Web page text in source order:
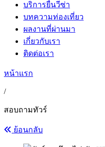
บริการยื่นวีซ่า
บทความท่องเที่ยว
ผลงานที่ผ่านมา
เกี่ยวกับเรา
ติดต่อเรา
หน้าแรก
/
สอบถามทัวร์
ย้อนกลับ